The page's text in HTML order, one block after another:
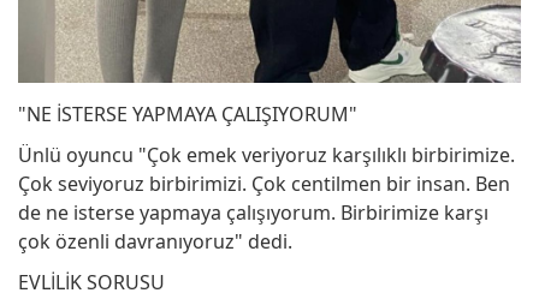
"NE İSTERSE YAPMAYA ÇALIŞIYORUM"
Ünlü oyuncu "Çok emek veriyoruz karşılıklı birbirimize.
Çok seviyoruz birbirimizi. Çok centilmen bir insan. Ben
de ne isterse yapmaya çalışıyorum. Birbirimize karşı
çok özenli davranıyoruz" dedi.
EVLİLİK SORUSU